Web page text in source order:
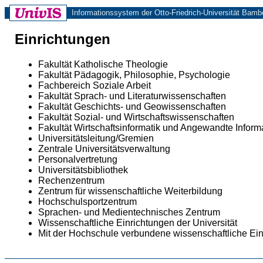
Informationssystem der Otto-Friedrich-Universität
Einrichtungen
Fakultät Katholische Theologie
Fakultät Pädagogik, Philosophie, Psychologie
Fachbereich Soziale Arbeit
Fakultät Sprach- und Literaturwissenschaften
Fakultät Geschichts- und Geowissenschaften
Fakultät Sozial- und Wirtschaftswissenschaften
Fakultät Wirtschaftsinformatik und Angewandte
Universitätsleitung/Gremien
Zentrale Universitätsverwaltung
Personalvertretung
Universitätsbibliothek
Rechenzentrum
Zentrum für wissenschaftliche Weiterbildung
Hochschulsportzentrum
Sprachen- und Medientechnisches Zentrum
Wissenschaftliche Einrichtungen der Universität
Mit der Hochschule verbundene wissenschaftliche